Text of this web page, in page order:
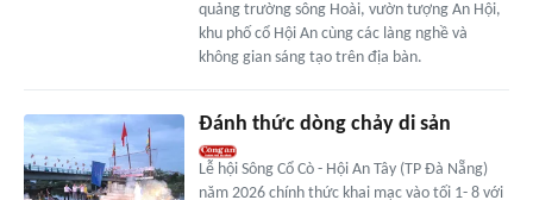
quảng trường sông Hoài, vườn tượng An Hội,
khu phố cổ Hội An cùng các làng nghề và
không gian sáng tạo trên địa bàn.
Đánh thức dòng chảy di sản
Lễ hội Sông Cổ Cò - Hội An Tây (TP Đà Nẵng)
năm 2026 chính thức khai mạc vào tối 1- 8 với